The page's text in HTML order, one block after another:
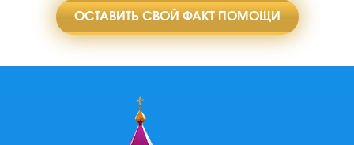
ОСТАВИТЬ СВОЙ ФАКТ ПОМОЩИ